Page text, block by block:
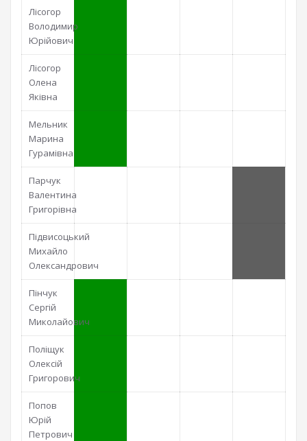
Лісогор
Володимир
Юрійович
Лісогор
Олена
Яківна
Мельник
Марина
Гурамівна
Парчук
Валентина
Григорівна
Підвисоцький
Михайло
Олександрович
Пінчук
Сергій
Миколайович
Поліщук
Олексій
Григорович
Попов
Юрій
Петрович